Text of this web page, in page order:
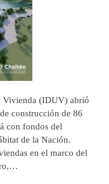
(IDUV) abrió
construcción de 86
con fondos del
de la Nación.
en el marco del